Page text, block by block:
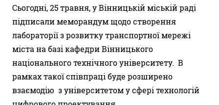
Сьогодні, 25 травня, у Вінницькій міській раді
підписали меморандум щодо створення
лабораторії з розвитку транспортної мережі
міста на базі кафедри Вінницького
національного технічного університету. В
рамках такої співпраці буде розширено
взаємодію з університетом у сфері технологій